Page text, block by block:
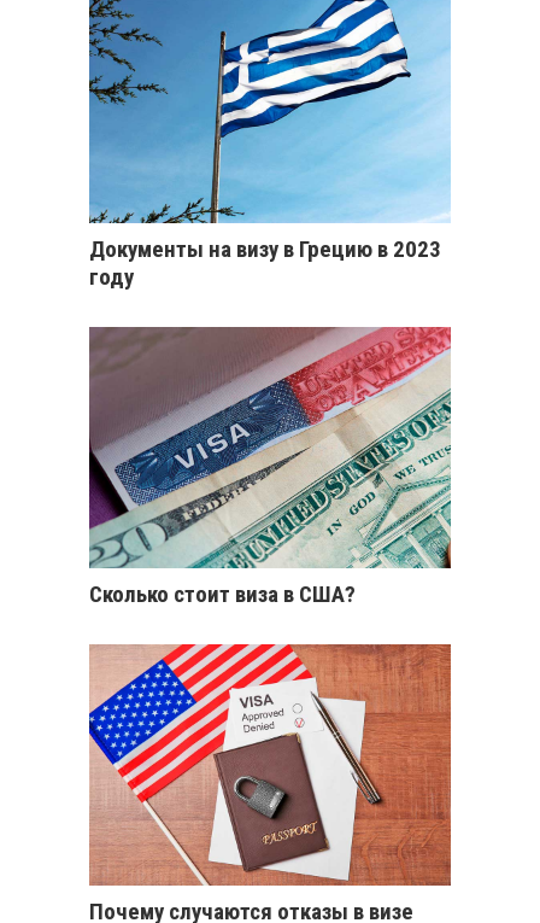
Документы на визу в Грецию в 2023
году
Cколько стоит виза в США?
Почему случаются отказы в визе